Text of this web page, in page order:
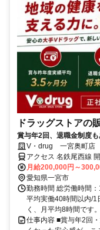
ドラッグストアの
賞与年2回、退職金制度
した環境で活かしませんか
V・drug 一宮奥町店
アクセス 名鉄尾西線
名鉄名古屋本線/名鉄
月給200,000円～
愛知県一宮市
勤務時間 総労働時間
平均実働40時間以内/1
く、月平均8時間です
仕事内容 ■賞与年2回